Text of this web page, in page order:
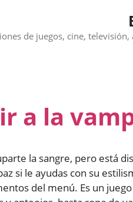
de juegos, cine,
a la
la sangre, pero está
si le ayudas con su
del menú. Es un